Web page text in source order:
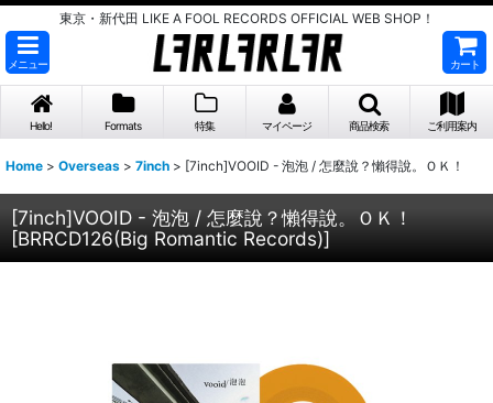
東京・新代田 LIKE A FOOL RECORDS OFFICIAL WEB SHOP！
メニュー カート
Hello! Formats 特集 マイページ 商品検索 ご利用案内
Home > Overseas > 7inch > [7inch]VOOID - 泡泡 / 怎麼說？懶得說。ＯＫ！
[7inch]VOOID - 泡泡 / 怎麼說？懶得說。ＯＫ！
[BRRCD126(Big Romantic Records)]